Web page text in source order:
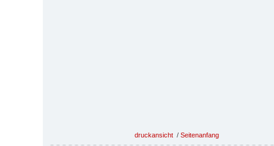
druckansicht / Seitenanfang